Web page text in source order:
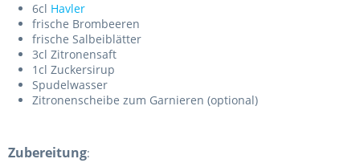
6cl Havler
frische Brombeeren
frische Salbeiblätter
3cl Zitronensaft
1cl Zuckersirup
Spudelwasser
Zitronenscheibe zum Garnieren (optional)
Zubereitung: